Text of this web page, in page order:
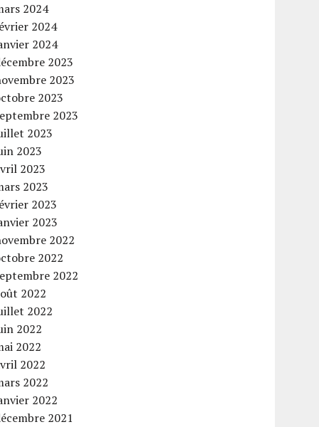
2024
2024
2024
2023
2023
2023
2023
2023
2023
2023
2023
2023
2023
2022
2022
2022
2022
2022
2022
2022
2022
2022
2022
2021